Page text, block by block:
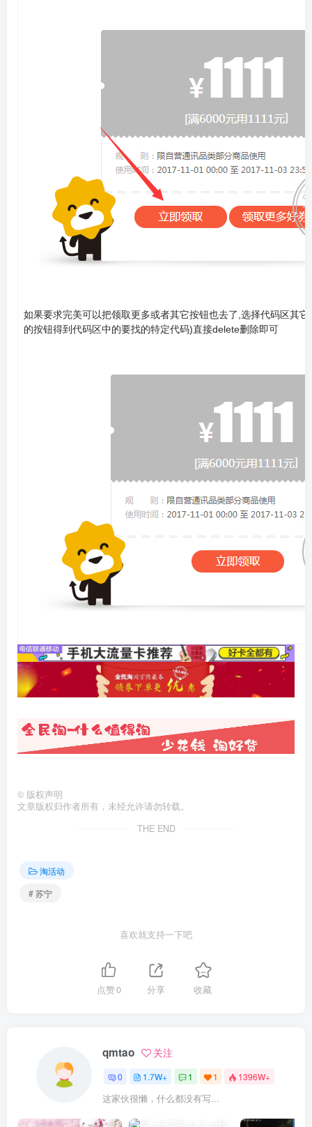
如果要求完美可以把领取更多或者其它按钮也去了,选择代码区其
的按钮得到代码区中的要找的特定代码)直接delete删除即可
© 版权声明
文章版权归作者所有，未经允许请勿转载。
THE END
淘活动
# 苏宁
喜欢就支持一下吧
点赞0 分享 收藏
qmtao 关注
0 1.7W+ 1 1 1396W+
这家伙很懒，什么都没有写...